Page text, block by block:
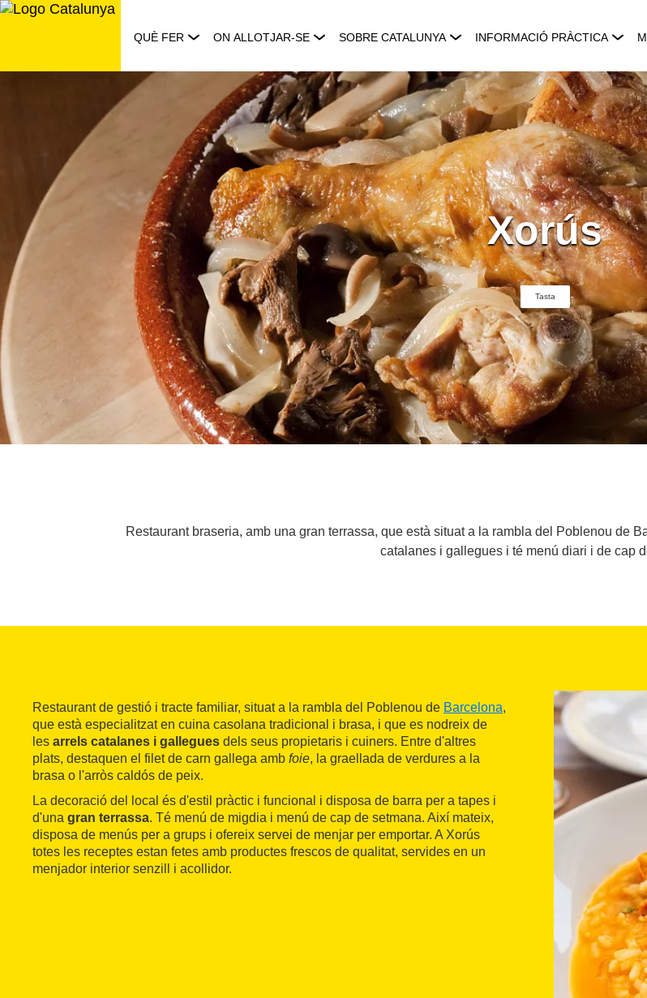
Saltar
QUÈ FER ON ALLOTJAR-SE SOBRE CATALUNYA INFORMACIÓ PRÀCTICA
Xorús
Tasta
Restaurant braseria, amb una gran terrassa, que està situat a la rambla del Poblenou de
catalanes i gallegues i té menú diari i de cap
Restaurant de gestió i tracte familiar, situat a la rambla del Poblenou de Barcelona,
que està especialitzat en cuina casolana tradicional i brasa, i que es nodreix de
les arrels catalanes i gallegues dels seus propietaris i cuiners. Entre d'altres
plats, destaquen el filet de carn gallega amb foie, la graellada de verdures a la
brasa o l'arròs caldós de peix.
La decoració del local és d'estil pràctic i funcional i disposa de barra per a tapes i
d'una gran terrassa. Té menú de migdia i menú de cap de setmana. Així mateix,
disposa de menús per a grups i ofereix servei de menjar per emportar. A Xorús
totes les receptes estan fetes amb productes frescos de qualitat, servides en un
menjador interior senzill i acollidor.